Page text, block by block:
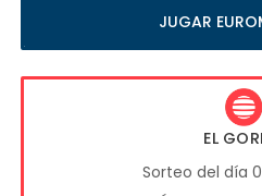
JUGAR
EL
Sorteo del día